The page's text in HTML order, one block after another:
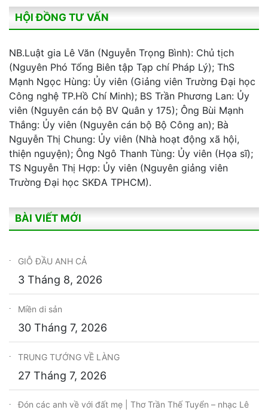
HỘI ĐỒNG TƯ VẤN
NB.Luật gia Lê Văn (Nguyễn Trọng Bình): Chủ tịch
(Nguyên Phó Tổng Biên tập Tạp chí Pháp Lý); ThS
Mạnh Ngọc Hùng: Ủy viên (Giảng viên Trường Đại học
Công nghệ TP.Hồ Chí Minh); BS Trần Phương Lan: Ủy
viên (Nguyên cán bộ BV Quân y 175); Ông Bùi Mạnh
Thắng: Ủy viên (Nguyên cán bộ Bộ Công an); Bà
Nguyễn Thị Chung: Ủy viên (Nhà hoạt động xã hội,
thiện nguyện); Ông Ngô Thanh Tùng: Ủy viên (Họa sĩ);
TS Nguyễn Thị Hợp: Ủy viên (Nguyên giảng viên
Trường Đại học SKĐA TPHCM).
BÀI VIẾT MỚI
GIỖ ĐẦU ANH CẢ
3 Tháng 8, 2026
Miền di sản
30 Tháng 7, 2026
TRUNG TƯỚNG VỀ LÀNG
27 Tháng 7, 2026
Đón các anh về với đất mẹ | Thơ Trần Thế Tuyển – nhạc Lê